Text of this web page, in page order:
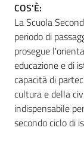
Newsletter
COS'È:
La Scuola
periodo di
prosegue
educazione e di
capacità di
cultura e della
indispensabile
secondo ciclo di